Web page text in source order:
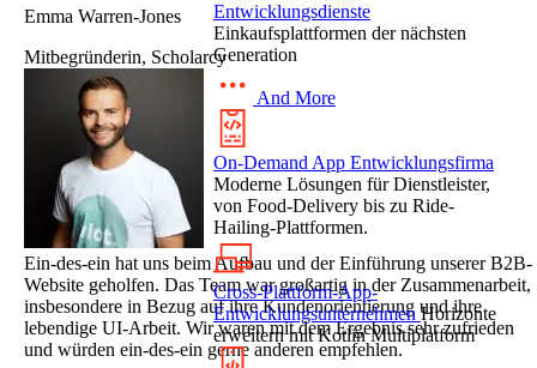
Emma Warren-Jones
Mitbegründerin, Scholarcy
Ein-des-ein hat uns beim Aufbau und der Einführung unserer B2B-
Website geholfen. Das Team war großartig in der Zusammenarbeit,
insbesondere in Bezug auf ihre Kundenorientierung und ihre
lebendige UI-Arbeit. Wir waren mit dem Ergebnis sehr zufrieden
und würden ein-des-ein gerne anderen empfehlen.
Entwicklungsdienste
Einkaufsplattformen der nächsten
Generation
And More
On-Demand App Entwicklungsfirma
Moderne Lösungen für Dienstleister,
von Food-Delivery bis zu Ride-
Hailing-Plattformen.
Cross-Plattform-App-
Entwicklungsunternehmen Horizonte
erweitern mit Kotlin Multiplatform